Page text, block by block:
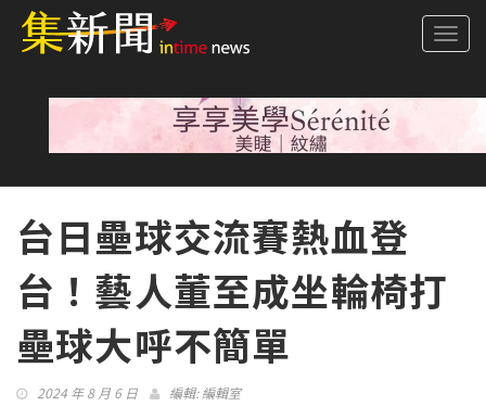
台日壘球交流賽熱血登
台！藝人董至成坐輪椅打
壘球大呼不簡單
2024 年 8 月 6 日 編輯:編輯室